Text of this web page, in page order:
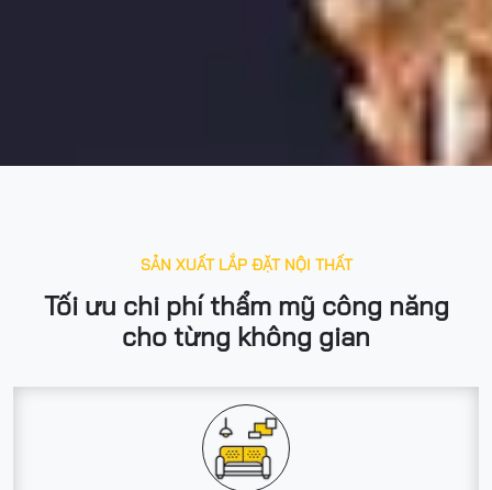
SẢN XUẤT LẮP ĐẶT NỘI THẤT
Tối ưu chi phí thẩm mỹ công năng
cho từng không gian